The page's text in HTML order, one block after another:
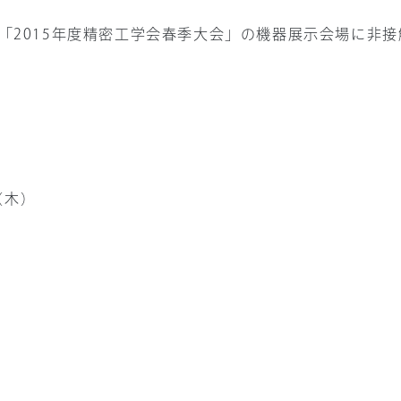
年度精密工学会春季大会」の機器展示会場に非
）